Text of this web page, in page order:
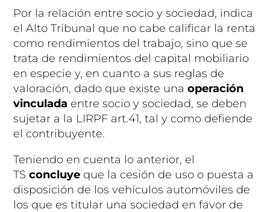
Por la relación entre socio y sociedad, indica
el Alto Tribunal que no cabe calificar la renta
como rendimientos del trabajo, sino que se
trata de rendimientos del capital mobiliario
en especie y, en cuanto a sus reglas de
valoración, dado que existe unaoperación
vinculada entre socio y sociedad, se deben
sujetar a la LIRPF art.41, tal y como defiende
el contribuyente.
Teniendo en cuenta lo anterior, el
TSconcluye que la cesión de uso o puesta a
disposición de los vehículos automóviles de
los que es titular una sociedad en favor de